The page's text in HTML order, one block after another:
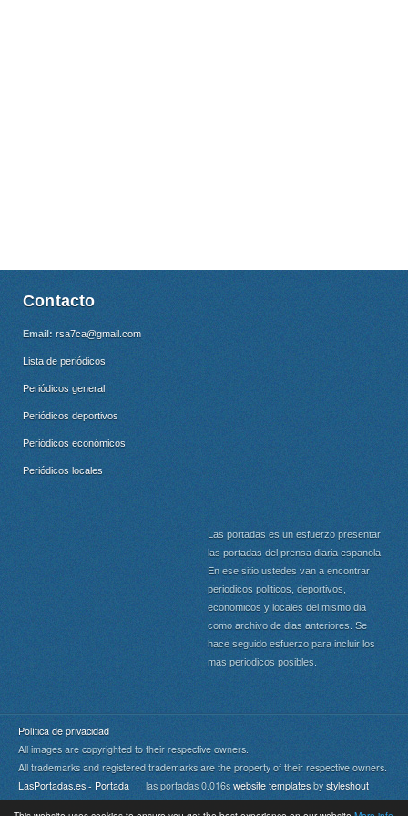
Contacto
Email: rsa7ca@gmail.com
Lista de periódicos
Periódicos general
Periódicos deportivos
Periódicos económicos
Periódicos locales
Las portadas es un esfuerzo presentar
las portadas del prensa diaria espanola.
En ese sitio ustedes van a encontrar
periodicos politicos, deportivos,
economicos y locales del mismo dia
como archivo de dias anteriores. Se
hace seguido esfuerzo para incluir los
mas periodicos posibles.
Política de privacidad
All images are copyrighted to their respective owners.
All trademarks and registered trademarks are the property of their respective owners.
LasPortadas.es - Portada las portadas 0.016s website templates by styleshout